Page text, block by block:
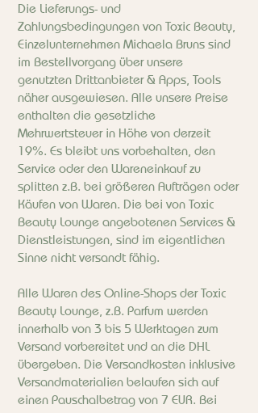
Die Lieferungs- und
Zahlungsbedingungen von Toxic Beauty,
Einzelunternehmen Michaela Bruns sind
im Bestellvorgang über unsere
genutzten Drittanbieter & Apps, Tools
näher ausgewiesen. Alle unsere Preise
enthalten die gesetzliche
Mehrwertsteuer in Höhe von derzeit
19%. Es bleibt uns vorbehalten, den
Service oder den Wareneinkauf zu
splitten z.B. bei größeren Aufträgen oder
Käufen von Waren. Die bei von Toxic
Beauty Lounge angebotenen Services &
Dienstleistungen, sind im eigentlichen
Sinne nicht versandt fähig.
Alle Waren des Online-Shops der Toxic
Beauty Lounge, z.B. Parfum werden
innerhalb von 3 bis 5 Werktagen zum
Versand vorbereitet und an die DHL
übergeben. Die Versandkosten inklusive
Versandmaterialien belaufen sich auf
einen Pauschalbetrag von 7 EUR. Bei